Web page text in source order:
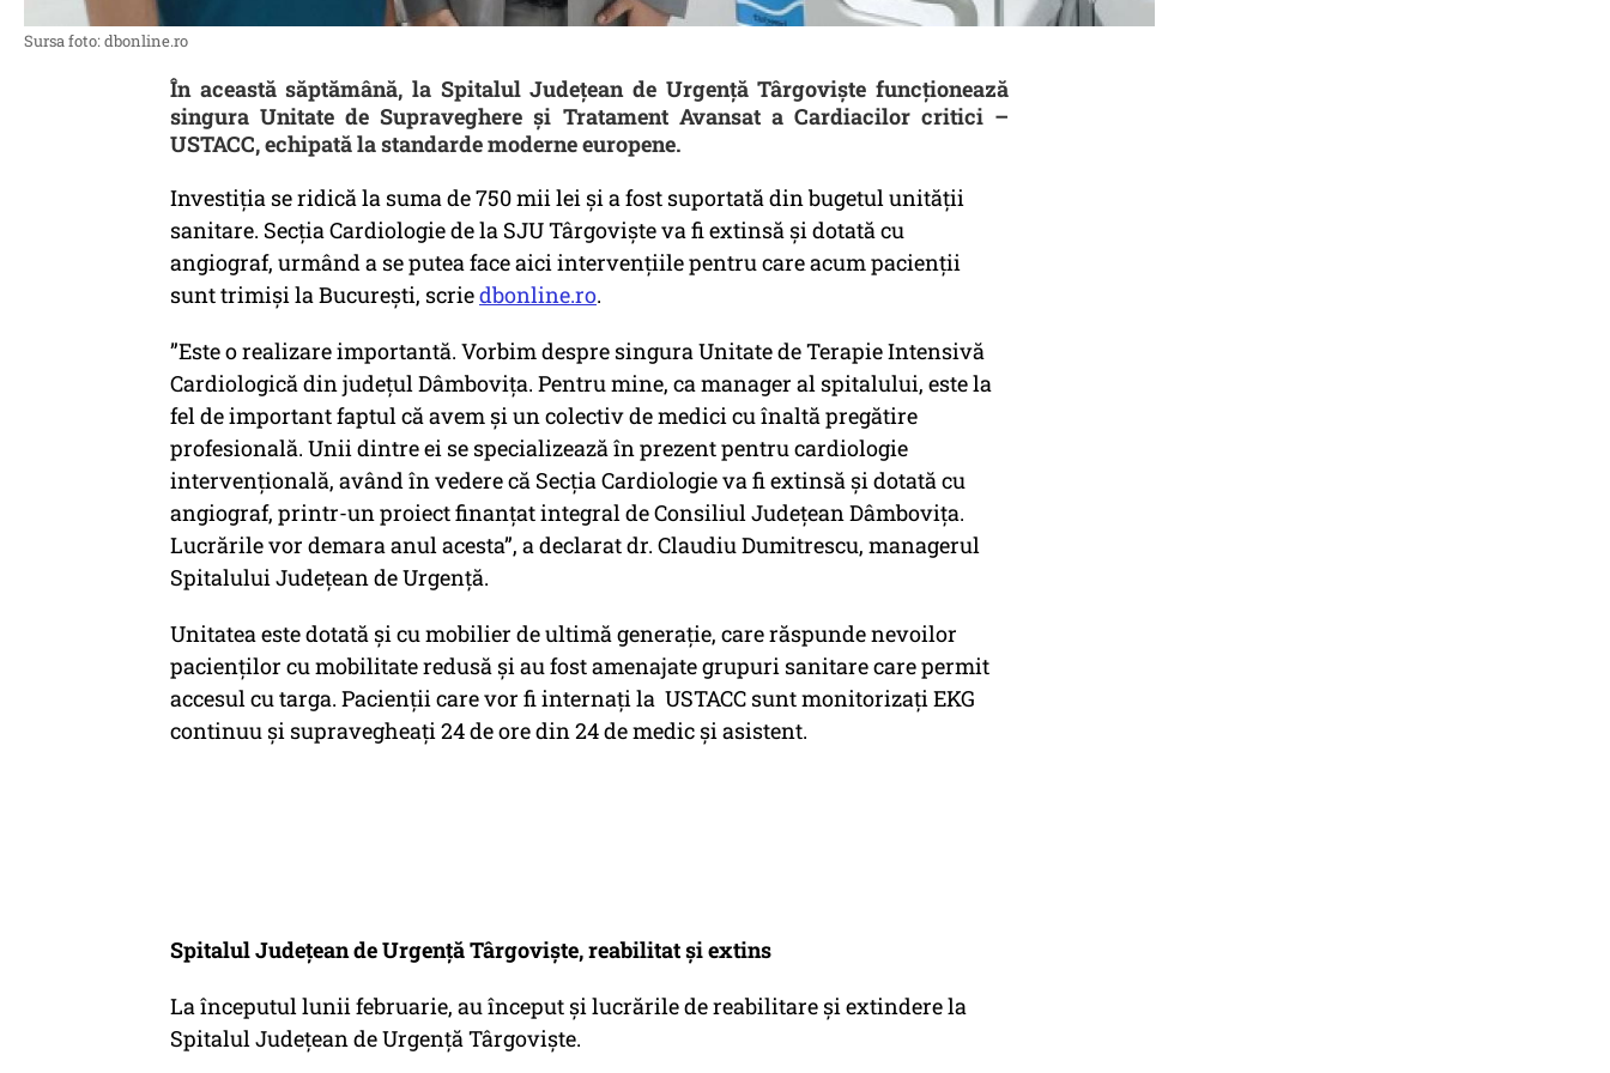
Sursa foto: dbonline.ro
În această săptămână, la Spitalul Județean de Urgență Târgoviște funcționează
singura Unitate de Supraveghere și Tratament Avansat a Cardiacilor critici –
USTACC, echipată la standarde moderne europene.
Investiția se ridică la suma de 750 mii lei și a fost suportată din bugetul unității
sanitare. Secția Cardiologie de la SJU Târgoviște va fi extinsă și dotată cu
angiograf, urmând a se putea face aici intervențiile pentru care acum pacienții
sunt trimiși la București, scriedbonline.ro.
”Este o realizare importantă. Vorbim despre singura Unitate de Terapie Intensivă
Cardiologică din județul Dâmbovița. Pentru mine, ca manager al spitalului, este la
fel de important faptul că avem și un colectiv de medici cu înaltă pregătire
profesională. Unii dintre ei se specializează în prezent pentru cardiologie
intervențională, având în vedere că Secția Cardiologie va fi extinsă și dotată cu
angiograf, printr-un proiect finanțat integral de Consiliul Județean Dâmbovița.
Lucrările vor demara anul acesta”, a declarat dr. Claudiu Dumitrescu, managerul
Spitalului Județean de Urgență.
Unitatea este dotată și cu mobilier de ultimă generație, care răspunde nevoilor
pacienților cu mobilitate redusă și au fost amenajate grupuri sanitare care permit
accesul cu targa. Pacienții care vor fi internați la USTACC sunt monitorizați EKG
continuu și supravegheați 24 de ore din 24 de medic și asistent.
Spitalul Județean de Urgență Târgoviște, reabilitat și extins
La începutul lunii februarie, au început și lucrările de reabilitare și extindere la
Spitalul Județean de Urgență Târgoviște.